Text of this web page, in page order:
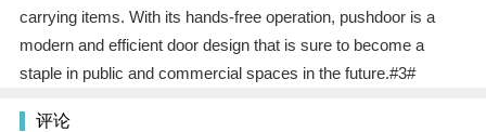
carrying items. With its hands-free operation, pushdoor is a
modern and efficient door design that is sure to become a
staple in public and commercial spaces in the future.#3#
评论